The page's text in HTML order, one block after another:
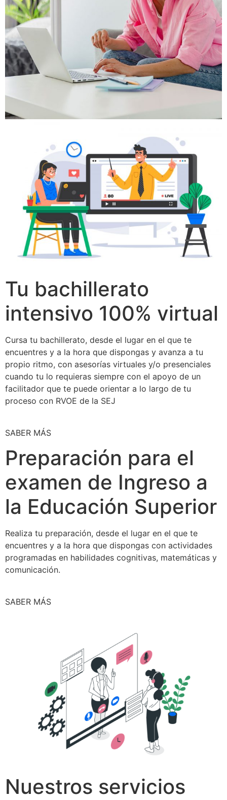
Tu bachillerato
intensivo 100% virtual
Cursa tu bachillerato, desde el lugar en el que te
encuentres y a la hora que dispongas y avanza a tu
propio ritmo, con asesorías virtuales y/o presenciales
cuando tu lo requieras siempre con el apoyo de un
facilitador que te puede orientar a lo largo de tu
proceso con RVOE de la SEJ
SABER MÁS
Preparación para el
examen de Ingreso a
la Educación Superior
Realiza tu preparación, desde el lugar en el que te
encuentres y a la hora que dispongas con actividades
programadas en habilidades cognitivas, matemáticas y
comunicación.
SABER MÁS
Nuestros servicios